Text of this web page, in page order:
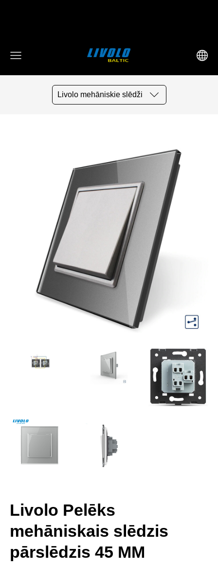
Livolo mehāniskie slēdži
Livolo Pelēks
mehāniskais slēdzis
pārslēdzis 45 MM